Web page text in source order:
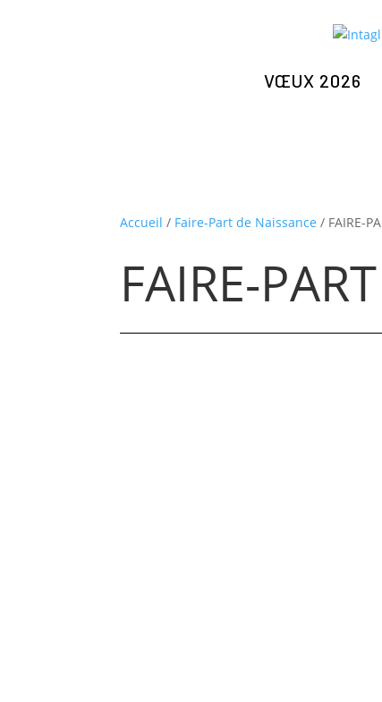
VŒUX 2026
Accueil / Faire-Part de Naissance / FAIRE-
FAIRE-